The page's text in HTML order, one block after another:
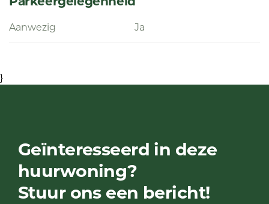
Aanwezig Ja
}
Geïnteresseerd in deze
huurwoning?
Stuur ons een bericht!